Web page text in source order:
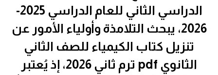
الدراسي الثاني للعام الدراسي 2025-
2026، يبحث التلامذة وأولياء الأمور عن
تنزيل كتاب الكيمياء للصف الثاني
الثانوي pdf ترم ثاني 2026، إذ يُعتبر